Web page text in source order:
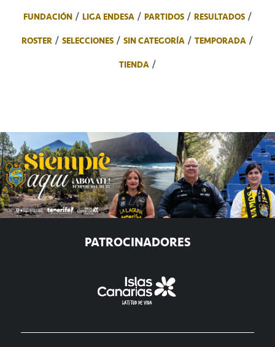
FUNDACIÓN
LIGA ENDESA PARTIDOS
RESULTADOS
ROSTER
SELECCIONES SIN CATEGORÍA
TEMPORADA
TIENDA
PATROCINADORES